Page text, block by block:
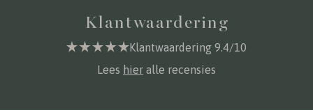
Klantwaardering
Klantwaardering 9.4/10
Lees hier alle recensies